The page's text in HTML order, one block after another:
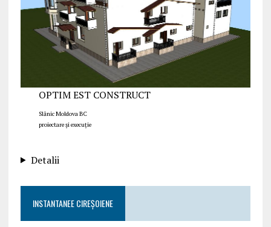
OPTIM EST CONSTRUCT
Slănic Moldova BC
proiectare și execuție
Detalii
INSTANTANEE CIREȘOIENE